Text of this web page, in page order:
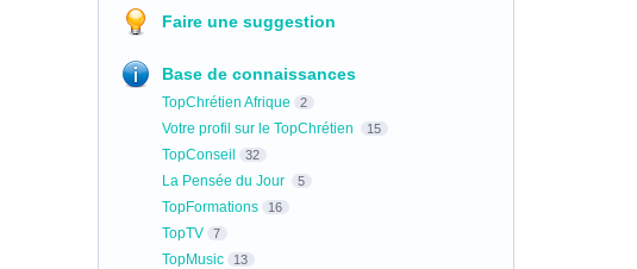
Faire une suggestion
Base de connaissances
TopChrétien Afrique 2
Votre profil sur le TopChrétien 15
TopConseil 32
La Pensée du Jour 5
TopFormations 16
TopTV 7
TopMusic 13